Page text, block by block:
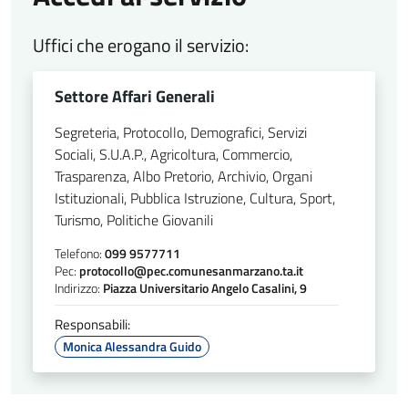
Uffici che erogano il servizio:
Settore Affari Generali
Segreteria, Protocollo, Demografici, Servizi
Sociali, S.U.A.P., Agricoltura, Commercio,
Trasparenza, Albo Pretorio, Archivio, Organi
Istituzionali, Pubblica Istruzione, Cultura, Sport,
Turismo, Politiche Giovanili
Telefono:099 9577711
Pec: protocollo@pec.comunesanmarzano.ta.it
Indirizzo: Piazza Universitario Angelo Casalini, 9
Responsabili:
Monica Alessandra Guido